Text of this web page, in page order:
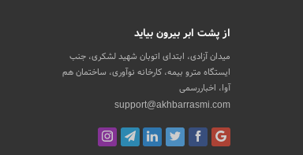
از پشت ابر بیرون بیاید
میدان آزادی، ابتدای اتوبان شهید لشکری، جنب
ایستگاه مترو بیمه، کارخانه نوآوری، ساختمان هم
آوا، اخباررسمی
support@akhbarrasmi.com